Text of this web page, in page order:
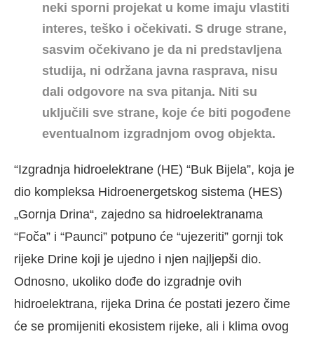
neki sporni projekat u kome imaju vlastiti
interes, teško i očekivati. S druge strane,
sasvim očekivano je da ni predstavljena
studija, ni održana javna rasprava, nisu
dali odgovore na sva pitanja. Niti su
uključili sve strane, koje će biti pogođene
eventualnom izgradnjom ovog objekta.
“Izgradnja hidroelektrane (HE) “Buk Bijela”, koja je
dio kompleksa Hidroenergetskog sistema (HES)
„Gornja Drina“, zajedno sa hidroelektranama
“Foča” i “Paunci” potpuno će “ujezeriti” gornji tok
rijeke Drine koji je ujedno i njen najljepši dio.
Odnosno, ukoliko dođe do izgradnje ovih
hidroelektrana, rijeka Drina će postati jezero čime
će se promijeniti ekosistem rijeke, ali i klima ovog